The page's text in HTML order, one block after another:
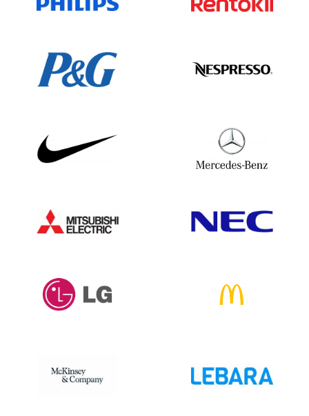
Sambia 1.500
Wir unterbreiten Dir gerne ein Angebot!
Wir sind telefonisch erreichbar unter
eine E-Mail anvertrieb@bolddata.de. Wir
sind gerne behilflich.